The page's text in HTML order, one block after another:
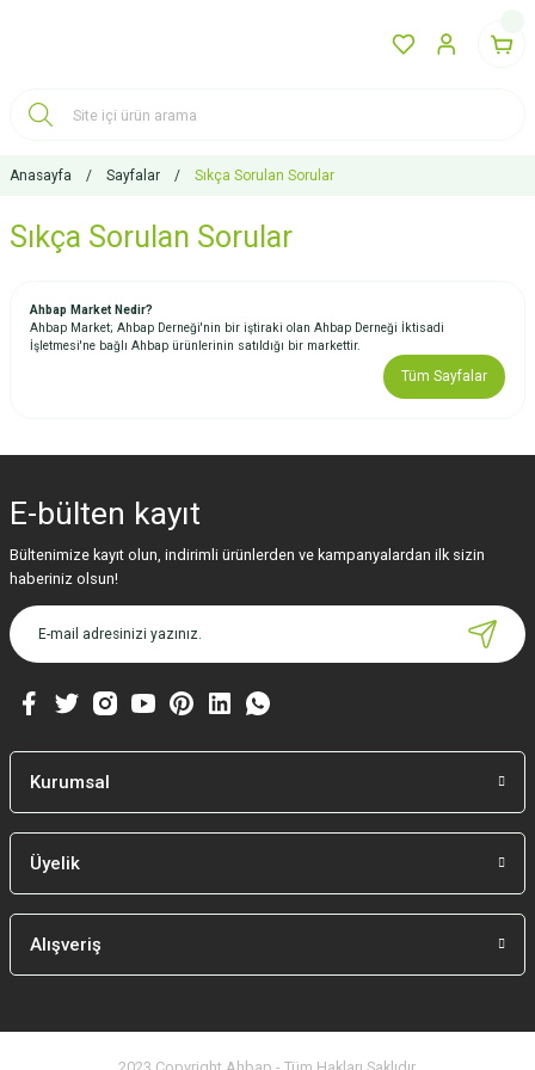
Anasayfa Sayfalar Sıkça Sorulan Sorular
Sıkça Sorulan Sorular
Ahbap Market Nedir?
Ahbap Market; Ahbap Derneği'nin bir iştiraki olan Ahbap Derneği İktisadi
İşletmesi'ne bağlı Ahbap ürünlerinin satıldığı bir markettir.
Tüm Sayfalar
E-bülten kayıt
Bültenimize kayıt olun, indirimli ürünlerden ve kampanyalardan ilk sizin
haberiniz olsun!
Kurumsal
Üyelik
Alışveriş